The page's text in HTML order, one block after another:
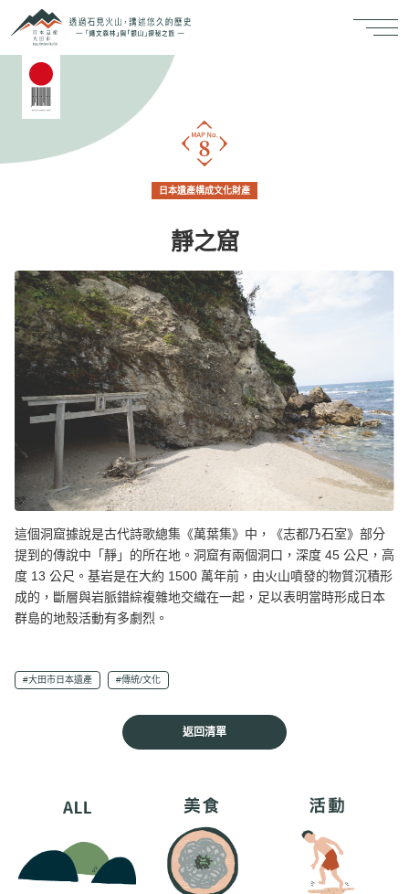
日本遺產構成文化財產
靜之窟
這個洞窟據說是古代詩歌總集《萬葉集》中，《志都乃石室》部分
提到的傳說中「靜」的所在地。洞窟有兩個洞口，深度 45 公尺，高
度 13 公尺。基岩是在大約 1500 萬年前，由火山噴發的物質沉積形
成的，斷層與岩脈錯綜複雜地交織在一起，足以表明當時形成日本
群島的地殼活動有多劇烈。
#大田市日本遺產 #傳統/文化
返回清單